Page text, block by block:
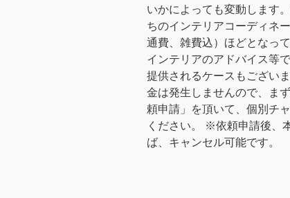
いかによっても変動します
ちのインテリアコーディネ
通費、雑費込）ほどとなっ
インテリアのアドバイス等
提供されるケースもござい
金は発生しませんので、ま
頼申請」を頂いて、個別チ
ください。 ※依頼申請後、
ば、キャンセル可能です。